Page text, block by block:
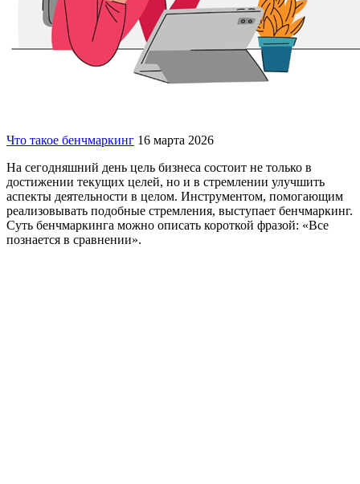
Что такое бенчмаркинг 16 марта 2026
На сегодняшний день цель бизнеса состоит не только в
достижении текущих целей, но и в стремлении улучшить
аспекты деятельности в целом. Инструментом, помогающим
реализовывать подобные стремления, выступает бенчмаркинг.
Суть бенчмаркинга можно описать короткой фразой: «Все
познается в сравнении».